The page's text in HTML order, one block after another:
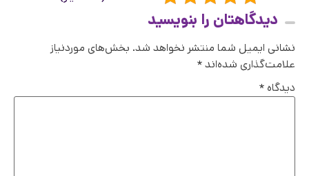
دیدگاهتان را بنویسید
نشانی ایمیل شما منتشر نخواهد شد. بخش‌های موردنیاز
علامت‌گذاری شده‌اند*
دیدگاه *